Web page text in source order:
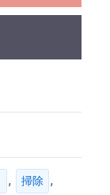
, 掃除 ,